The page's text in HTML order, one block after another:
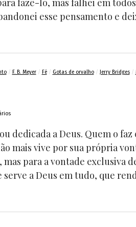
fazê-lo, mas falhei em
esse pensamento e
/ F. B. Meyer/ Fé/ Gotas de orvalho/ Jerry Bridges/
dedicada a Deus. Quem o faz
mais vive por sua própria
para a vontade exclusiva
a Deus em tudo, que